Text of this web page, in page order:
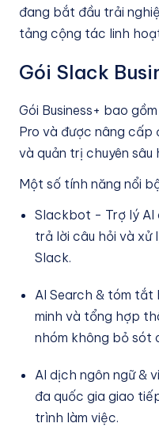
đang bắt đầu trải
tảng cộng tác linh
Gói Slack
Gói Business+ bao
Pro và được nâng cấp
và quản trị chuyên sâu
Một số tính năng nổi
Slackbot - Trợ lý AI
trả lời câu hỏi và xử
Slack.
AI Search & tóm tắt
minh và tổng hợp
nhóm không bỏ sót
AI dịch ngôn ngữ &
đa quốc gia giao
trình làm việc.